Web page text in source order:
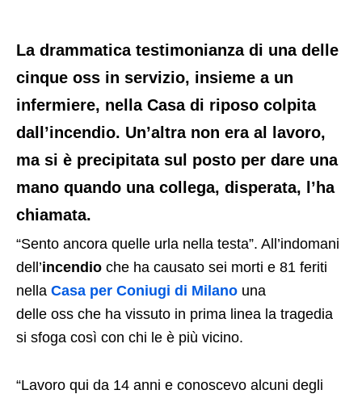
La drammatica testimonianza di una delle
cinque oss in servizio, insieme a un
infermiere, nella Casa di riposo colpita
dall’incendio. Un’altra non era al lavoro,
ma si è precipitata sul posto per dare una
mano quando una collega, disperata, l’ha
chiamata.
“Sento ancora quelle urla nella testa”. All’indomani
dell’incendio che ha causato sei morti e 81 feriti
nella Casa per Coniugi di Milano una
delle oss che ha vissuto in prima linea la tragedia
si sfoga così con chi le è più vicino.
“Lavoro qui da 14 anni e conoscevo alcuni degli